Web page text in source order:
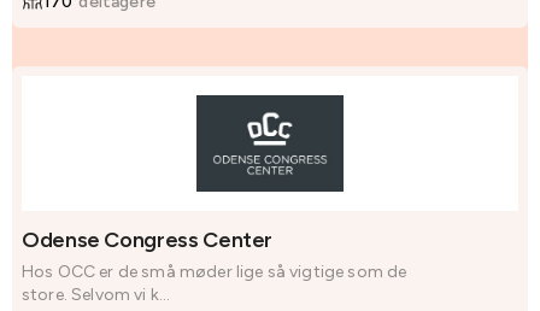
Odense Congress Center
Hos OCC er de små møder lige så vigtige som de
store. Selvom vi k...